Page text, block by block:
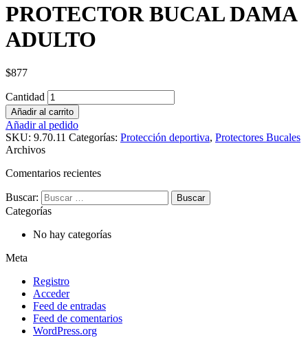
PROTECTOR BUCAL DAMA
ADULTO
$877
Cantidad
Añadir al carrito
Añadir al pedido
SKU: 9.70.11 Categorías: Protección deportiva, Protectores Bucales
Archivos
Comentarios recientes
Buscar:
Categorías
No hay categorías
Meta
Registro
Acceder
Feed de entradas
Feed de comentarios
WordPress.org